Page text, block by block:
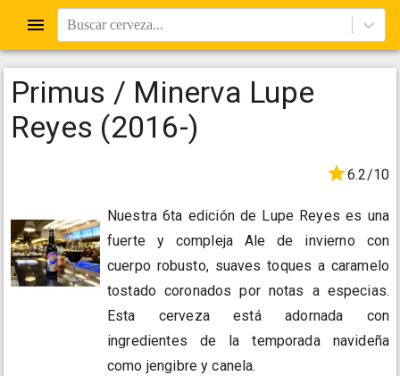
Buscar cerveza...
Primus / Minerva Lupe
Reyes (2016-)
6.2/10
Nuestra 6ta edición de Lupe Reyes es una
fuerte y compleja Ale de invierno con
cuerpo robusto, suaves toques a caramelo
tostado coronados por notas a especias.
Esta cerveza está adornada con
ingredientes de la temporada navideña
como jengibre y canela.